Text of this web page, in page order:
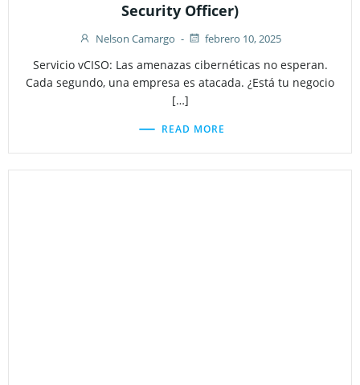
Security Officer)
Nelson Camargo - febrero 10, 2025
Servicio vCISO: Las amenazas cibernéticas no esperan.
Cada segundo, una empresa es atacada. ¿Está tu negocio
[…]
READ MORE